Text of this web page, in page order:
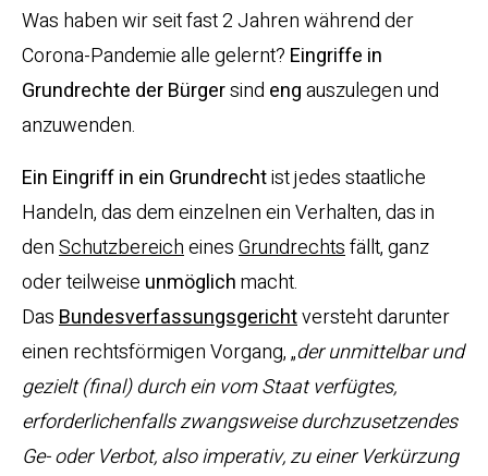
Was haben wir seit fast 2 Jahren während der
Corona-Pandemie alle gelernt? Eingriffe in
Grundrechte der Bürgersind engauszulegen und
anzuwenden.
Ein Eingriff in ein Grundrechtist jedes staatliche
Handeln, das dem einzelnen ein Verhalten, das in
denSchutzbereicheinesGrundrechtsfällt, ganz
oder teilweise unmöglichmacht.
DasBundesverfassungsgerichtversteht darunter
einen rechtsförmigen Vorgang, „der unmittelbar und
gezielt (final) durch ein vom Staat verfügtes,
erforderlichenfalls zwangsweise durchzusetzendes
Ge- oder Verbot, also imperativ, zu einer Verkürzung